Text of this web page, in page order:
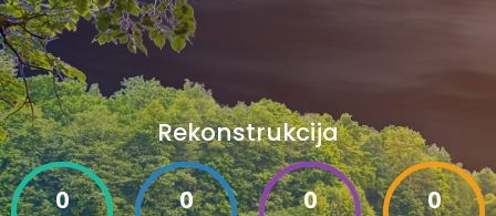
Rekonstrukcija
0 0 0 0